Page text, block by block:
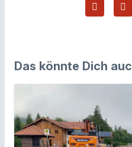
Das könnte Dich